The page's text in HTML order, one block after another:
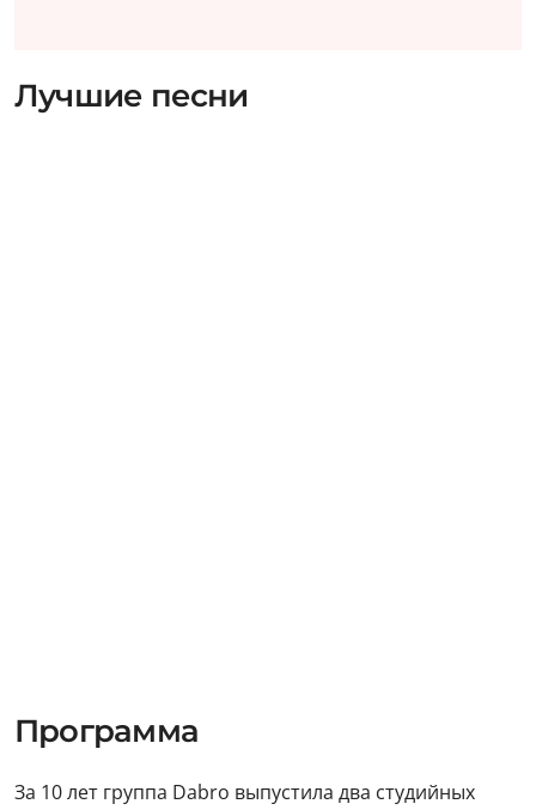
Лучшие песни
Программа
За 10 лет группа Dabro выпустила два студийных